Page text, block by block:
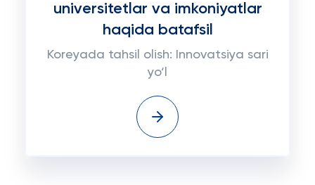
universitetlar va imkoniyatlar
haqida batafsil
Koreyada tahsil olish: Innovatsiya sari
yo‘l